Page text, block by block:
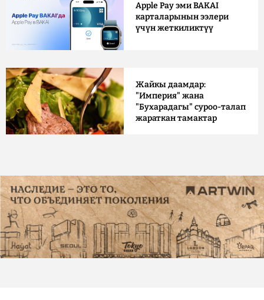
Apple Pay эми BAKAI
карталарынын ээлери
үчүн жеткиликтүү
Жайкы даамдар:
"Империя" жана
"Бухарадагы" суроо-талап
жараткан тамактар